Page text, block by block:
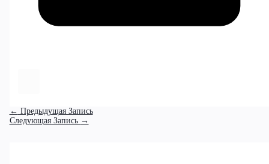
← Предыдущая Запись
Следующая Запись →